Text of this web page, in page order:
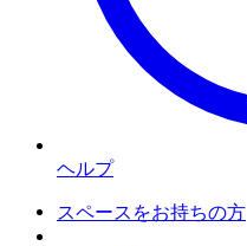
ヘルプ
スペースをお持ちの方